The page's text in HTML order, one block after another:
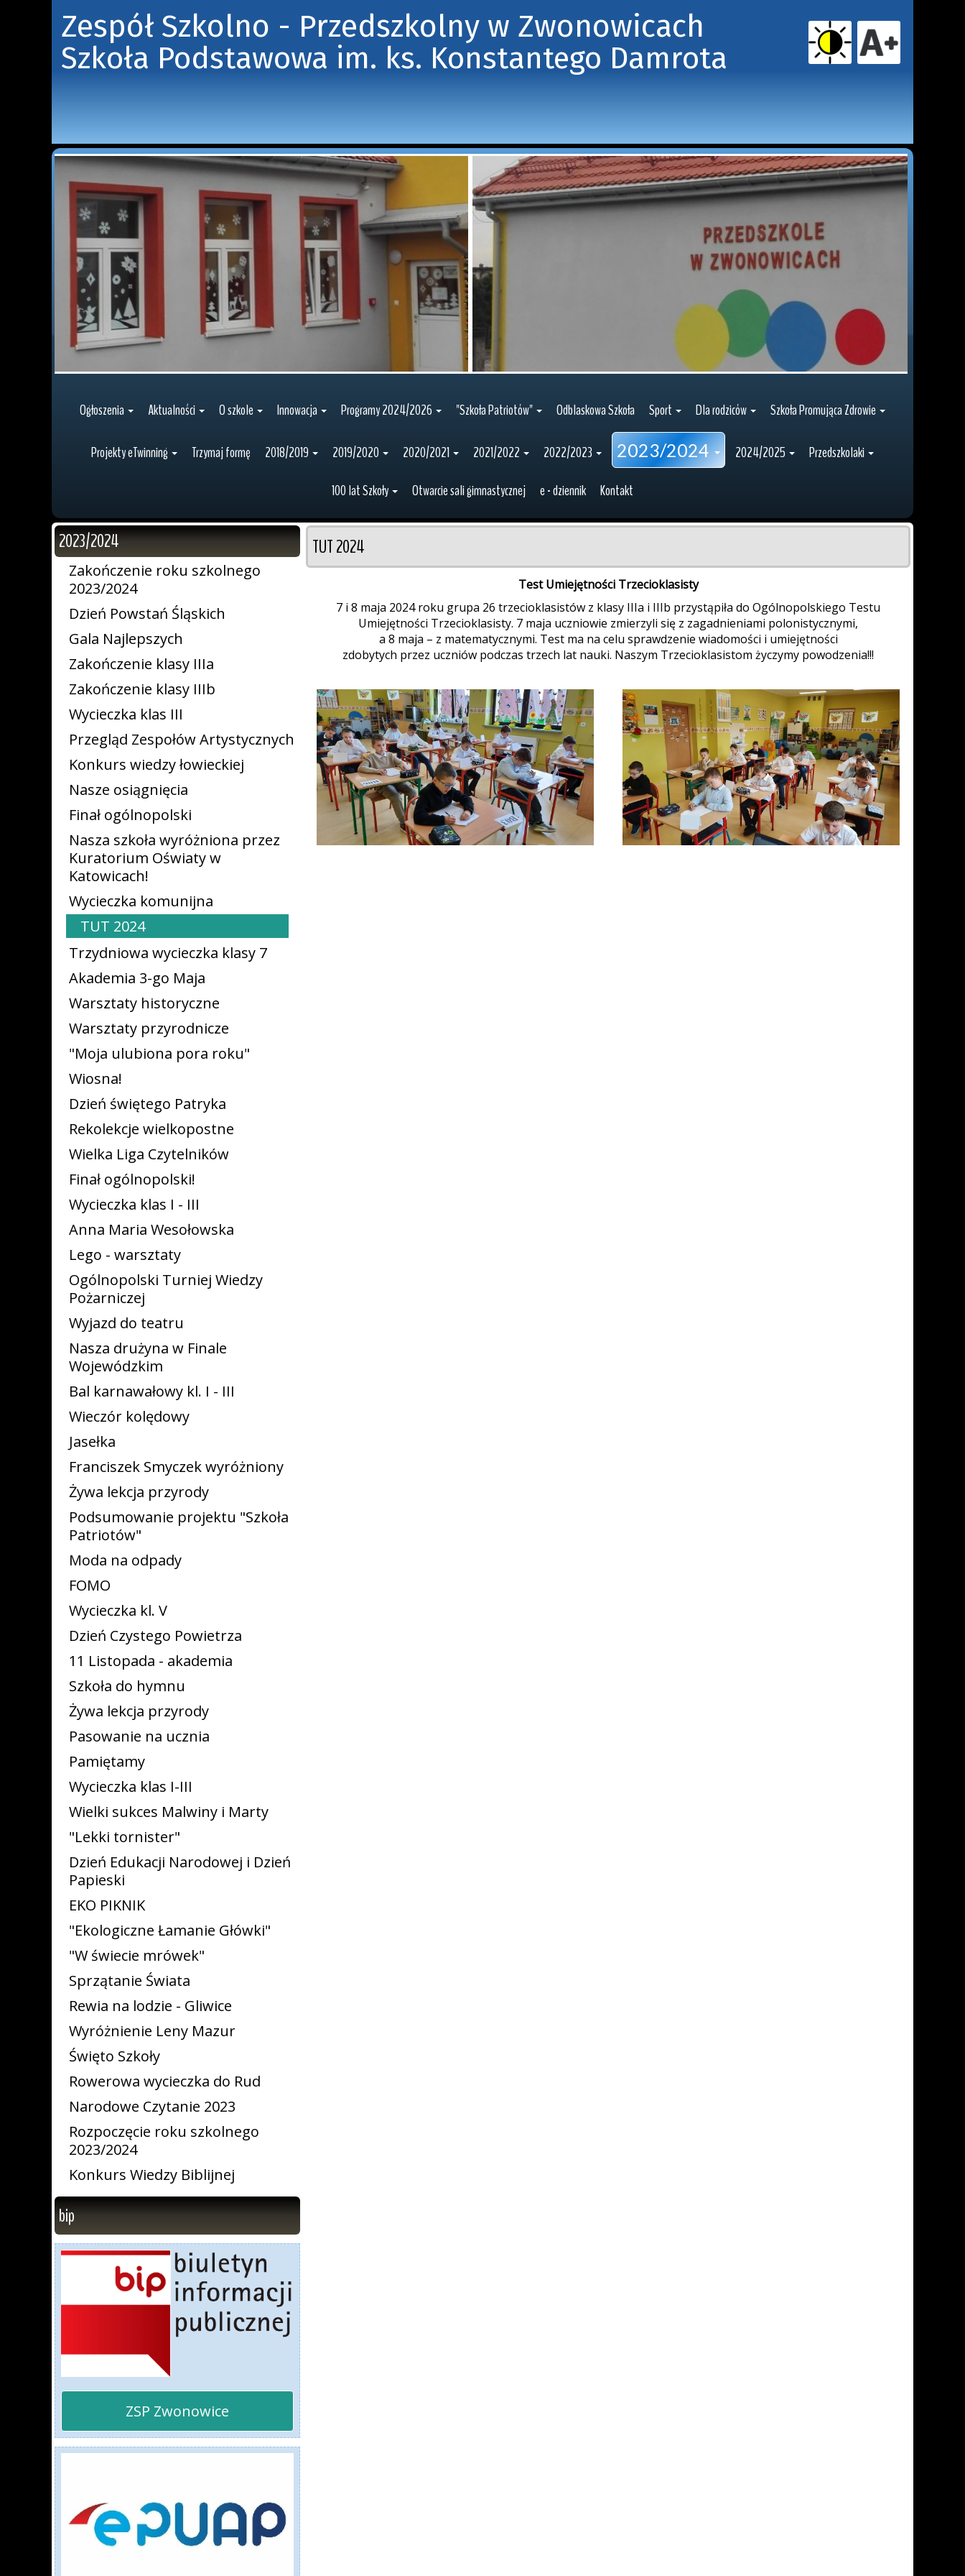
Zespół Szkolno - Przedszkolny w Zwonowicach
Szkoła Podstawowa im. ks. Konstantego Damrota
Ogłoszenia Aktualności O szkole Innowacja Programy 2024/2026 "Szkoła Patriotów" Odblaskowa Szkoła Sport Dla rodziców Szkoła Promująca Zdrowie
Projekty eTwinning Trzymaj formę 2018/2019 2019/2020 2020/2021 2021/2022 2022/2023 2023/2024 2024/2025
Przedszkolaki
100 lat Szkoły
Otwarcie sali gimnastycznej e - dziennik Kontakt
TUT 2024
Test Umiejętności Trzecioklasisty
7 i 8 maja 2024 roku grupa 26 trzecioklasistów z klasy IIIa i IIIb przystąpiła do Ogólnopolskiego Testu
Umiejętności Trzecioklasisty. 7 maja uczniowie zmierzyli się z zagadnieniami polonistycznymi,
a 8 maja – z matematycznymi. Test ma na celu sprawdzenie wiadomości i umiejętności
zdobytych przez uczniów podczas trzech lat nauki. Naszym Trzecioklasistom życzymy powodzenia!!!
2023/2024
Zakończenie roku szkolnego
2023/2024
Dzień Powstań Śląskich
Gala Najlepszych
Zakończenie klasy IIIa
Zakończenie klasy IIIb
Wycieczka klas III
Przegląd Zespołów Artystycznych
Konkurs wiedzy łowieckiej
Nasze osiągnięcia
Finał ogólnopolski
Nasza szkoła wyróżniona przez
Kuratorium Oświaty w
Katowicach!
Wycieczka komunijna
TUT 2024
Trzydniowa wycieczka klasy 7
Akademia 3-go Maja
Warsztaty historyczne
Warsztaty przyrodnicze
"Moja ulubiona pora roku"
Wiosna!
Dzień świętego Patryka
Rekolekcje wielkopostne
Wielka Liga Czytelników
Finał ogólnopolski!
Wycieczka klas I - III
Anna Maria Wesołowska
Lego - warsztaty
Ogólnopolski Turniej Wiedzy
Pożarniczej
Wyjazd do teatru
Nasza drużyna w Finale
Wojewódzkim
Bal karnawałowy kl. I - III
Wieczór kolędowy
Jasełka
Franciszek Smyczek wyróżniony
Żywa lekcja przyrody
Podsumowanie projektu "Szkoła
Patriotów"
Moda na odpady
FOMO
Wycieczka kl. V
Dzień Czystego Powietrza
11 Listopada - akademia
Szkoła do hymnu
Żywa lekcja przyrody
Pasowanie na ucznia
Pamiętamy
Wycieczka klas I-III
Wielki sukces Malwiny i Marty
"Lekki tornister"
Dzień Edukacji Narodowej i Dzień
Papieski
EKO PIKNIK
"Ekologiczne Łamanie Główki"
"W świecie mrówek"
Sprzątanie Świata
Rewia na lodzie - Gliwice
Wyróżnienie Leny Mazur
Święto Szkoły
Rowerowa wycieczka do Rud
Narodowe Czytanie 2023
Rozpoczęcie roku szkolnego
2023/2024
Konkurs Wiedzy Biblijnej
bip
ZSP Zwonowice